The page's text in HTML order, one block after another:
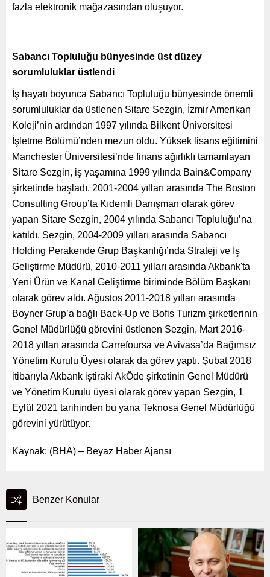
fazla elektronik mağazasından oluşuyor.
Sabancı Topluluğu bünyesinde üst düzey
sorumluluklar üstlendi
İş hayatı boyunca Sabancı Topluluğu bünyesinde önemli
sorumluluklar da üstlenen Sitare Sezgin, İzmir Amerikan
Koleji’nin ardından 1997 yılında Bilkent Üniversitesi
İşletme Bölümü’nden mezun oldu. Yüksek lisans eğitimini
Manchester Üniversitesi’nde finans ağırlıklı tamamlayan
Sitare Sezgin, iş yaşamına 1999 yılında Bain&Company
şirketinde başladı. 2001-2004 yılları arasında The Boston
Consulting Group’ta Kıdemli Danışman olarak görev
yapan Sitare Sezgin, 2004 yılında Sabancı Topluluğu’na
katıldı. Sezgin, 2004-2009 yılları arasında Sabancı
Holding Perakende Grup Başkanlığı’nda Strateji ve İş
Geliştirme Müdürü, 2010-2011 yılları arasında Akbank'ta
Yeni Ürün ve Kanal Geliştirme biriminde Bölüm Başkanı
olarak görev aldı. Ağustos 2011-2018 yılları arasında
Boyner Grup’a bağlı Back-Up ve Bofis Turizm şirketlerinin
Genel Müdürlüğü görevini üstlenen Sezgin, Mart 2016-
2018 yılları arasında Carrefoursa ve Avivasa’da Bağımsız
Yönetim Kurulu Üyesi olarak da görev yaptı. Şubat 2018
itibarıyla Akbank iştiraki AkÖde şirketinin Genel Müdürü
ve Yönetim Kurulu üyesi olarak görev yapan Sezgin, 1
Eylül 2021 tarihinden bu yana Teknosa Genel Müdürlüğü
görevini yürütüyor.
Kaynak: (BHA) – Beyaz Haber Ajansı
Benzer Konular